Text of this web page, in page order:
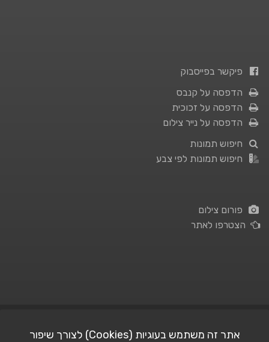
פיקשר בפייסבוק
הדפסה על קנבס
הדפסה על זכוכית
הדפסה על נייר צילום
חיפוש תמונות
חיפוש תמונות לפי צבע
פורום צילום
הצטרפו לאתר
אתר זה משתמש בעוגיות (Cookies) לצורך שיפור